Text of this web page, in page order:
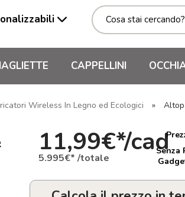
CAPPELLINI
Wireless In Legno ed Ecologici »
11,99€*/cad
5.995€* /totale
Senza